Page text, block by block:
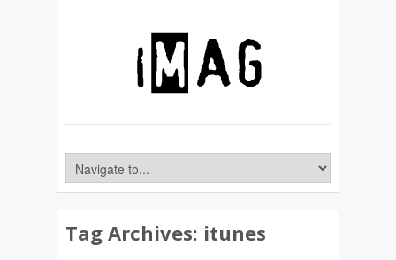
Tag Archives: itunes